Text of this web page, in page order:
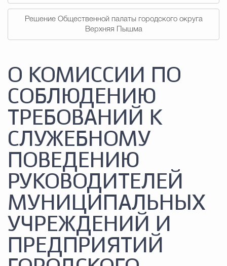
Решение Общественной палаты городского округа
Верхняя Пышма
О КОМИССИИ ПО
СОБЛЮДЕНИЮ
ТРЕБОВАНИЙ К
СЛУЖЕБНОМУ
ПОВЕДЕНИЮ
РУКОВОДИТЕЛЕЙ
МУНИЦИПАЛЬНЫХ
УЧРЕЖДЕНИЙ И
ПРЕДПРИЯТИЙ